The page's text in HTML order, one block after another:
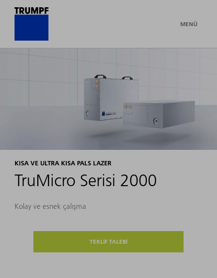
MENÜ
KISA VE ULTRA KISA PALS LAZER
TruMicro Serisi 2000
Kolay ve esnek çalışma
TEKLİF TALEBİ